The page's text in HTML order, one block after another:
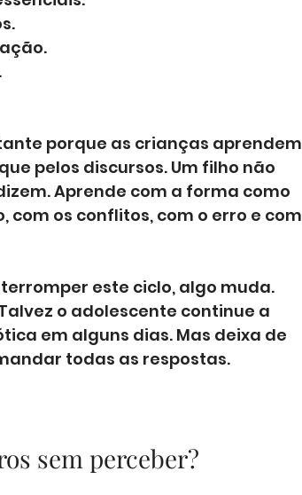
porque as crianças aprendem
pelos discursos. Um filho não
Aprende com a forma como
com os conflitos, com o erro e com
este ciclo, algo muda.
o adolescente continue a
em alguns dias. Mas deixa de
todas as respostas.
sem perceber?